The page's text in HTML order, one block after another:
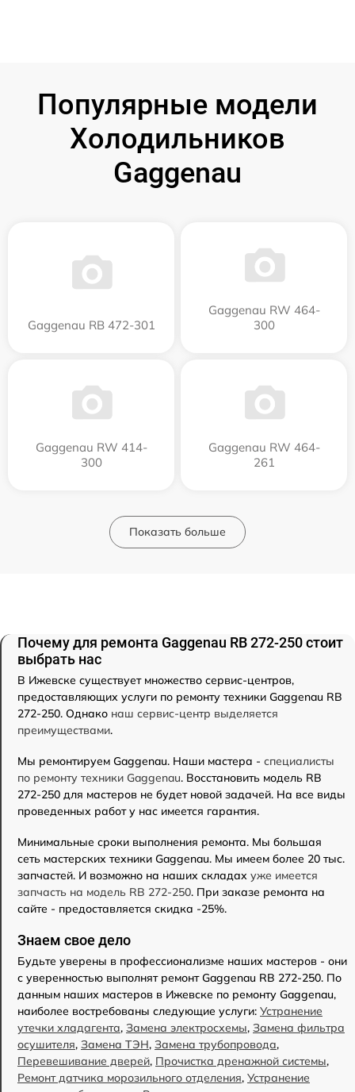
Популярные модели
Холодильников
Gaggenau
Gaggenau RB 472-301
Gaggenau RW 464-
300
Gaggenau RW 414-
300
Gaggenau RW 464-
261
Показать больше
Почему для ремонта Gaggenau RB 272-250 стоит
выбрать нас
В Ижевске существует множество сервис-центров,
предоставляющих услуги по ремонту техники Gaggenau RB
272-250. Однако наш сервис-центр выделяется
преимуществами.
Мы ремонтируем Gaggenau. Наши мастера - специалисты
по ремонту техники Gaggenau. Восстановить модель RB
272-250 для мастеров не будет новой задачей. На все виды
проведенных работ у нас имеется гарантия.
Минимальные сроки выполнения ремонта. Мы большая
сеть мастерских техники Gaggenau. Мы имеем более 20 тыс.
запчастей. И возможно на наших складах уже имеется
запчасть на модель RB 272-250. При заказе ремонта на
сайте - предоставляется скидка -25%.
Знаем свое дело
Будьте уверены в профессионализме наших мастеров - они
с уверенностью выполнят ремонт Gaggenau RB 272-250. По
данным наших мастеров в Ижевске по ремонту Gaggenau,
наиболее востребованы следующие услуги: Устранение
утечки хладагента, Замена электросхемы, Замена фильтра
осушителя, Замена ТЭН, Замена трубопровода,
Перевешивание дверей, Прочистка дренажной системы,
Ремонт датчика морозильного отделения, Устранение